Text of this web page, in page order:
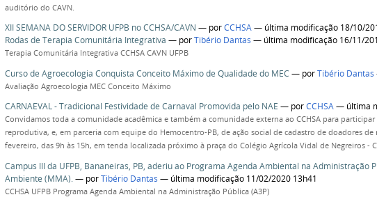
auditório do CAVN.
XII SEMANA DO SERVIDOR UFPB no CCHSA/CAVN — porCCHSA— última modificação 18/10/
Rodas de Terapia Comunitária Integrativa — porTibério Dantas — última modificação 16/11/
Terapia Comunitária Integrativa CCHSA CAVN UFPB
Curso de Agroecologia Conquista Conceito Máximo de Qualidade do MEC — porTibério Dantas
Avaliação Agroecologia MEC Conceito Máximo
CARNAEVAL - Tradicional Festividade de Carnaval Promovida pelo NAE — porCCHSA— última
Convidamos toda a comunidade acadêmica e também a comunidade externa ao CCHSA para
reprodutiva, e, em parceria com equipe do Hemocentro-PB, de ação social de cadastro de doadores
fevereiro, das 9h às 15h, em tenda localizada próximo à praça do Colégio Agrícola Vidal de Negreiros -
Campus III da UFPB, Bananeiras, PB, aderiu ao Programa Agenda Ambiental na Administração
Ambiente (MMA).— porTibério Dantas — última modificação 11/02/2020 13h41
CCHSA UFPB Programa Agenda Ambiental na Administração Pública (A3P)